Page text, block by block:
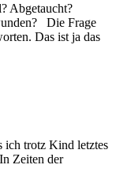
Abgetaucht?
Die Frage
Das ist ja das
ich trotz Kind letztes
Zeiten der